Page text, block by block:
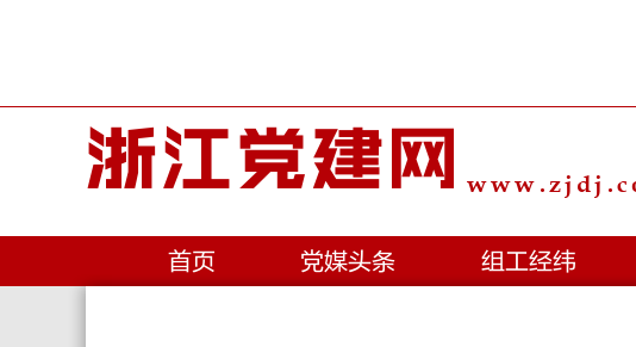
浙江党建网
首页 党媒头条 组工经纬